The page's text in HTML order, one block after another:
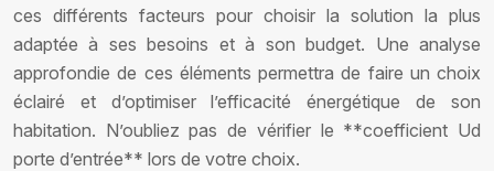
ces différents facteurs pour choisir la solution la plus
adaptée à ses besoins et à son budget. Une analyse
approfondie de ces éléments permettra de faire un choix
éclairé et d’optimiser l’efficacité énergétique de son
habitation. N’oubliez pas de vérifier le **coefficient Ud
porte d’entrée** lors de votre choix.